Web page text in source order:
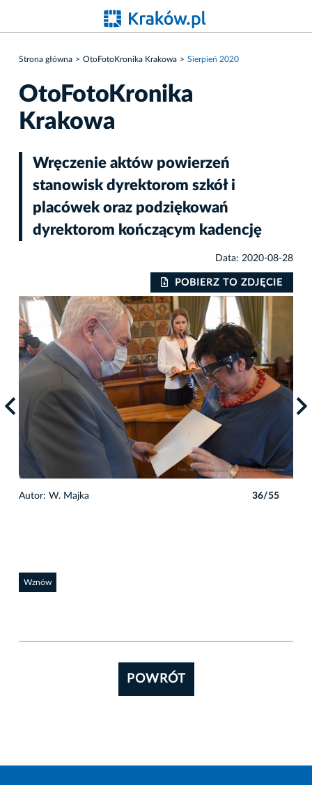
Strona główna OtoFotoKronika Krakowa Sierpień 2020
OtoFotoKronika
Krakowa
Wręczenie aktów powierzeń
stanowisk dyrektorom szkół i
placówek oraz podziękowań
dyrektorom kończącym kadencję
Data: 2020-08-28
POBIERZ TO ZDJĘCIE
Autor: W. Majka 36/55
Wznów
POWRÓT